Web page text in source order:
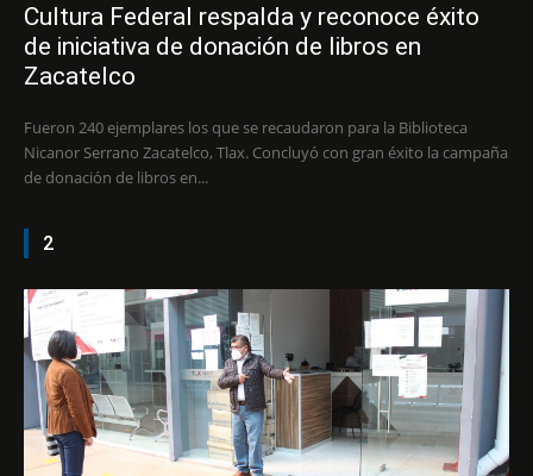
Cultura Federal respalda y reconoce éxito
de iniciativa de donación de libros en
Zacatelco
Fueron 240 ejemplares los que se recaudaron para la Biblioteca
Nicanor Serrano Zacatelco, Tlax. Concluyó con gran éxito la campaña
de donación de libros en...
2